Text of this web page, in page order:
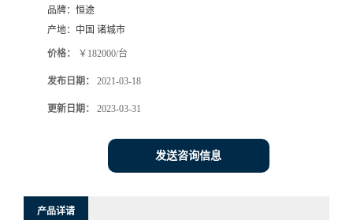
品牌： 恒途
产地： 中国 诸城市
价格： ￥182000/台
发布日期： 2021-03-18
更新日期： 2023-03-31
发送咨询信息
产品详请